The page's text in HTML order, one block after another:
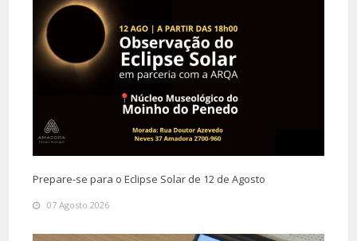
Prepare-se para o Eclipse Solar de 12 de Agosto
07 Agosto 2026